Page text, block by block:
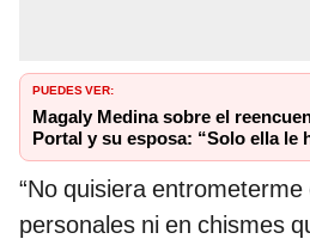
PUEDES VER:
Magaly Medina sobre el
Portal y su esposa: “Solo ella le
“No quisiera
personales ni en chismes